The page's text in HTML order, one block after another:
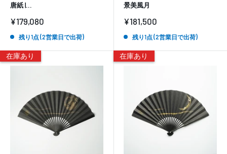
唐紙 |...
販
価
¥179,080
残り1点 (2営業日で出荷)
景美風月
販
価
¥181,500
残り1点 (2営業日で出荷)
在庫あり 在庫あり